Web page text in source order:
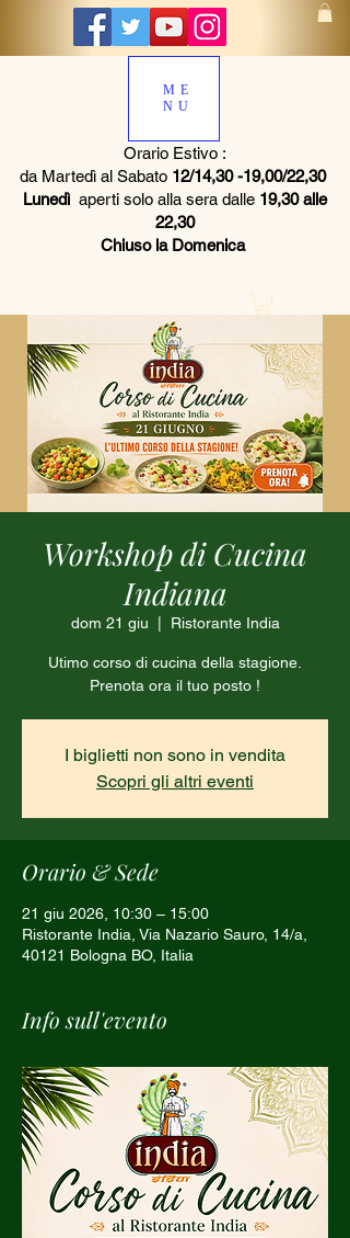
ME
NU
Orario Estivo :
da Martedì al Sabato 12/14,30 -19,00/22,30
Lunedì aperti solo alla sera dalle 19,30 alle
22,30
Chiuso la Domenica
Workshop di Cucina
Indiana
dom 21 giu Ristorante India
Utimo corso di cucina della stagione.
Prenota ora il tuo posto !
I biglietti non sono in vendita
Scopri gli altri eventi
Orario & Sede
21 giu 2026, 10:30 – 15:00
Ristorante India, Via Nazario Sauro, 14/a,
40121 Bologna BO, Italia
Info sull'evento